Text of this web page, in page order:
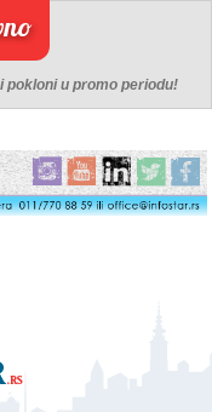
pokloni u promo periodu!